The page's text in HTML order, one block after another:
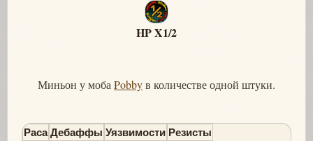
HP X1/2
Миньон у моба Pobbyв количестве одной штуки.
Раса Дебаффы Уязвимости Резисты